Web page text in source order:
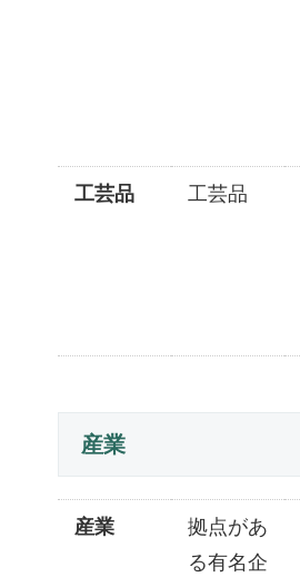
工芸品 工芸品
産業
産業
拠点があ
る有名企